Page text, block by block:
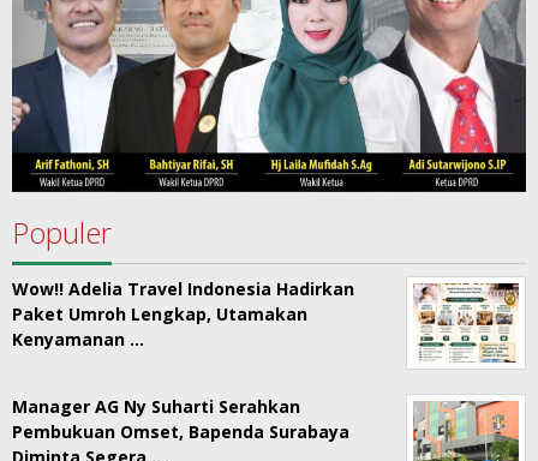
Populer
Wow!! Adelia Travel Indonesia Hadirkan
Paket Umroh Lengkap, Utamakan
Kenyamanan …
Manager AG Ny Suharti Serahkan
Pembukuan Omset, Bapenda Surabaya